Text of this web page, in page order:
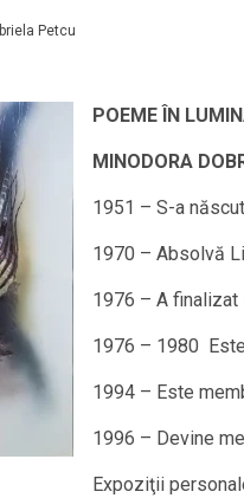
Petcu
POEME ÎN
MINODORA
1951 – S-a
1970 – Absolvă
1976 – A
1976 – 1980
1994 – Este
1996 – Devine
Expoziţii